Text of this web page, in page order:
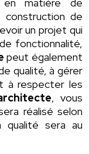
de
un projet qui
fonctionnalité,
peut également
qualité, à gérer
à respecter les
, vous
réalisé selon
sera au